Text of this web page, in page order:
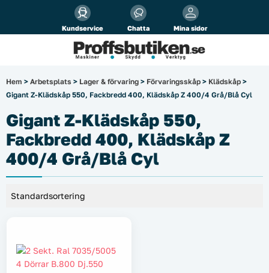
Kundservice Chatta Mina sidor
Alla priser visasinkl. moms!
Företag Privat
Arbetsplats
El & belysning
Fordonsbelysning & lastbilstillbehör
Laserinstrument
Hem > Arbetsplats > Lager & förvaring > Förvaringsskåp > Klädskåp >
Gigant Z-Klädskåp 550, Fackbredd 400, Klädskåp Z 400/4 Grå/Blå Cyl
Gigant Z-Klädskåp 550,
Fackbredd 400, Klädskåp Z
400/4 Grå/Blå Cyl